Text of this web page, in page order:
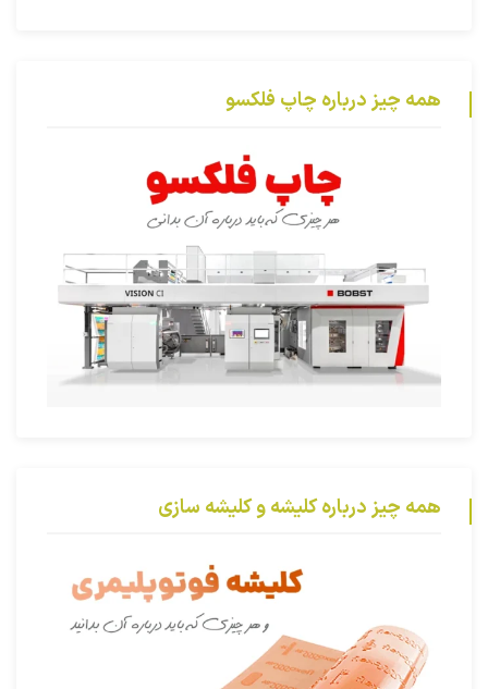
همه چیز درباره چاپ فلکسو
همه چیز درباره کلیشه و کلیشه سازی